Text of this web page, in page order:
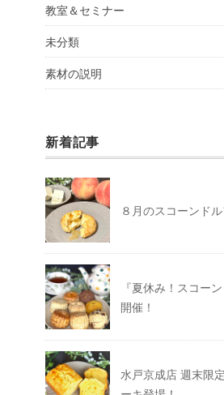
教室＆セミナー
未分類
素材の説明
新着記事
８月のスコーンド
『夏休み！スコー
開催！
水戸京成店 週末限